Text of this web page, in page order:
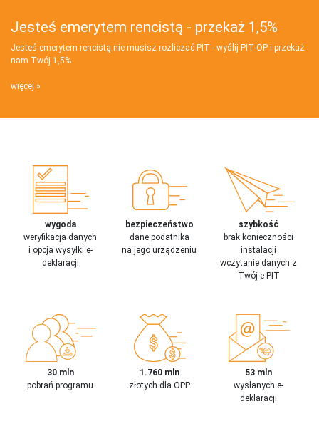
Jesteś emerytem rencistą - przekaż 1,5%
Jesteś emerytem rencistą nie musisz rozliczać PIT - wyślij PIT‑OP i przekaż
nam Twój 1,5%
więcej
wygoda
weryfikacja danych
i opcja wysyłki e-
deklaracji
bezpieczeństwo
dane podatnika
na jego urządzeniu
szybkość
brak konieczności
instalacji
wczytanie danych z
Twój e-PIT
30 mln
pobrań programu
1.760 mln
złotych dla OPP
53 mln
wysłanych e-
deklaracji